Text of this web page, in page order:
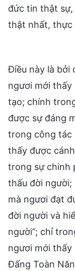
đức tin thật
thật nhất, thực
Điều này là bởi
ngươi mới thấy
tạo; chính
được sự đáng
trong công tác
thấy được
trong sự chinh
thấu đời
mà ngươi đạt
đời người và
người”; chỉ
ngươi mới
Đấng Toàn